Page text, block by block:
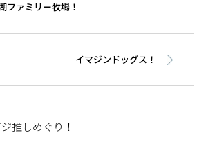
ファミリー牧場！
イマジンドッグス！
推しめぐり！